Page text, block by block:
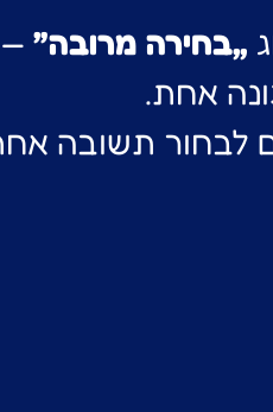
„בחירה מרובה”—
אחת.
לבחור תשובה